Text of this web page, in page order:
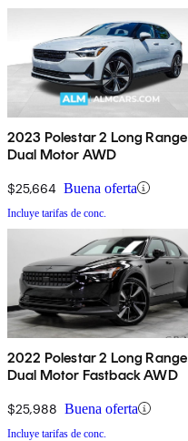
2023 Polestar 2 Long Range
Dual Motor AWD
$25,664 Buena oferta
Incluye tarifas de conc.
2022 Polestar 2 Long Range
Dual Motor Fastback AWD
$25,988 Buena oferta
Incluye tarifas de conc.